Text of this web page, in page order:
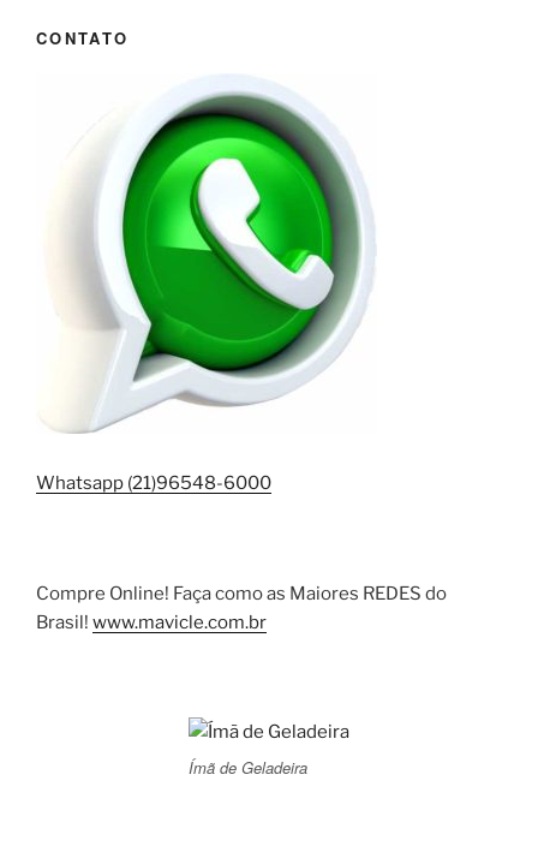
CONTATO
Whatsapp (21)96548-6000
Compre Online! Faça como as Maiores REDES do
Brasil! www.mavicle.com.br
Ímã de Geladeira